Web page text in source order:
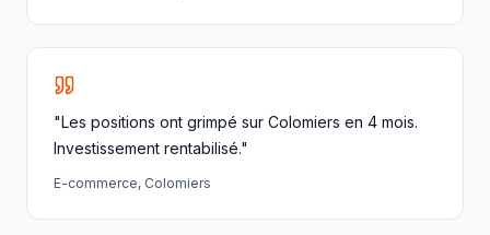
"Les positions ont grimpé sur Colomiers en 4 mois.
Investissement rentabilisé."
E-commerce, Colomiers